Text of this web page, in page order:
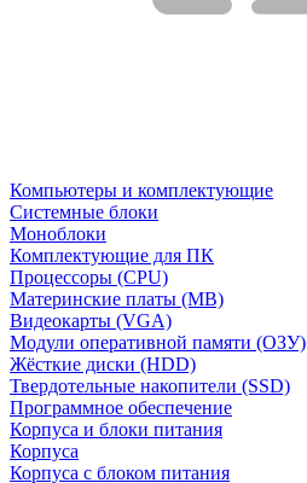
Компьютеры и комплектующие
Системные блоки
Моноблоки
Комплектующие для ПК
Процессоры (CPU)
Материнские платы (MB)
Видеокарты (VGA)
Модули оперативной памяти (ОЗУ)
Жёсткие диски (HDD)
Твердотельные накопители (SSD)
Программное обеспечение
Корпуса и блоки питания
Корпуса
Корпуса с блоком питания